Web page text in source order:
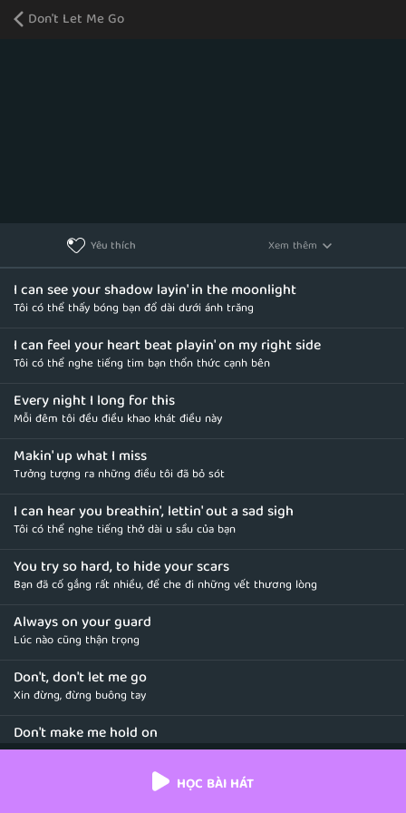
Don't Let Me Go
Yêu thích Xem thêm
I can see your shadow layin' in the moonlight
Tôi có thể thấy bóng bạn đổ dài dưới ánh trăng
I can feel your heart beat playin' on my right side
Tôi có thể nghe tiếng tim bạn thổn thức cạnh bên
Every night I long for this
Mỗi đêm tôi đều điều khao khát điều này
Makin' up what I miss
Tưởng tượng ra những điều tôi đã bỏ sót
I can hear you breathin', lettin' out a sad sigh
Tôi có thể nghe tiếng thở dài u sầu của bạn
You try so hard, to hide your scars
Bạn đã cố gắng rất nhiều, để che đi những vết thương lòng
Always on your guard
Lúc nào cũng thận trọng
Don't, don't let me go
Xin đừng, đừng buông tay
Don't make me hold on
Đừng bắt tôi phải chịu đựng
HỌC BÀI HÁT